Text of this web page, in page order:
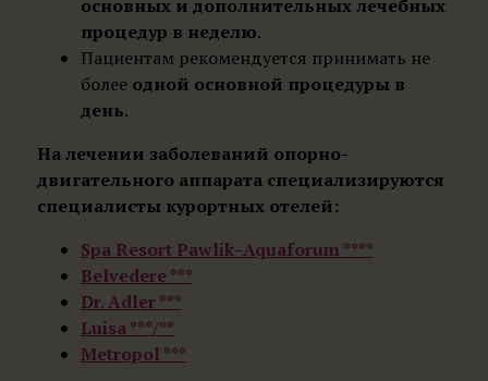
основных и дополнительных лечебных
процедур в неделю.
Пациентам рекомендуется принимать не
более одной основной процедуры в
день.
На лечении заболеваний опорно-
двигательного аппарата специализируются
специалисты курортных отелей:
Spa Resort Pawlik–Aquaforum ****
Belvedere ***
Dr. Adler ***
Luisa ***/**
Metropol ***